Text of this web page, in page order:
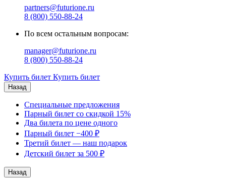
partners@futurione.ru
8 (800) 550-88-24
По всем остальным вопросам:
manager@futurione.ru
8 (800) 550-88-24
Купить билет Купить билет
Назад
Специальные предложения
Парный билет со скидкой 15%
Два билета по цене одного
Парный билет −400 ₽
Третий билет — наш подарок
Детский билет за 500 ₽
Назад